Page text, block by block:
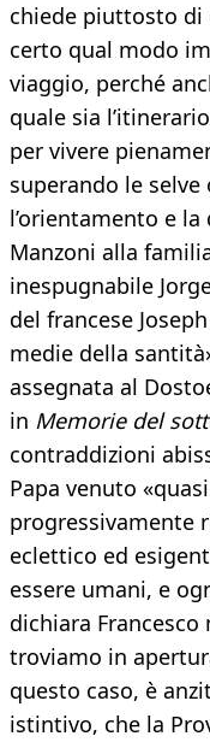
chiede piuttosto di
certo qual modo
viaggio, perché
quale sia
per vivere
superando le
l’orientamento e
Manzoni alla
inespugnabile
del francese
medie della
assegnata al
in Memorie del
contraddizioni
Papa venuto
progressivamente
eclettico ed
essere umani, e
dichiara
troviamo in
questo caso, è
istintivo, che la